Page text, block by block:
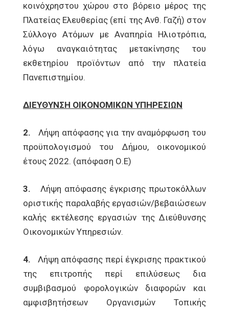
κοινόχρηστου χώρου στο βόρειο μέρος της
Πλατείας Ελευθερίας (επί της Ανθ. Γαζή) στον
Σύλλογο Ατόμων με Αναπηρία Ηλιοτρόπια,
λόγω αναγκαιότητας μετακίνησης του
εκθετηρίου προϊόντων από την πλατεία
Πανεπιστημίου.
ΔΙΕΥΘΥΝΣΗ ΟΙΚΟΝΟΜΙΚΩΝ ΥΠΗΡΕΣΙΩΝ
2.
Λήψη απόφασης για την αναμόρφωση του
προϋπολογισμού του Δήμου, οικονομικού
έτους 2022. (απόφαση Ο.Ε)
3.
Λήψη απόφασης έγκρισης πρωτοκόλλων
οριστικής παραλαβής εργασιών/βεβαιώσεων
καλής εκτέλεσης εργασιών της Διεύθυνσης
Οικονομικών Υπηρεσιών.
4.
Λήψη απόφασης περί έγκρισης πρακτικού
της επιτροπής περί επιλύσεως δια
συμβιβασμού φορολογικών διαφορών και
αμφισβητήσεων Οργανισμών Τοπικής